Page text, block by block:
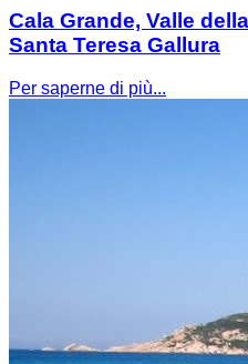
Cala Grande, Valle
Santa Teresa Gallura
Per saperne di più...